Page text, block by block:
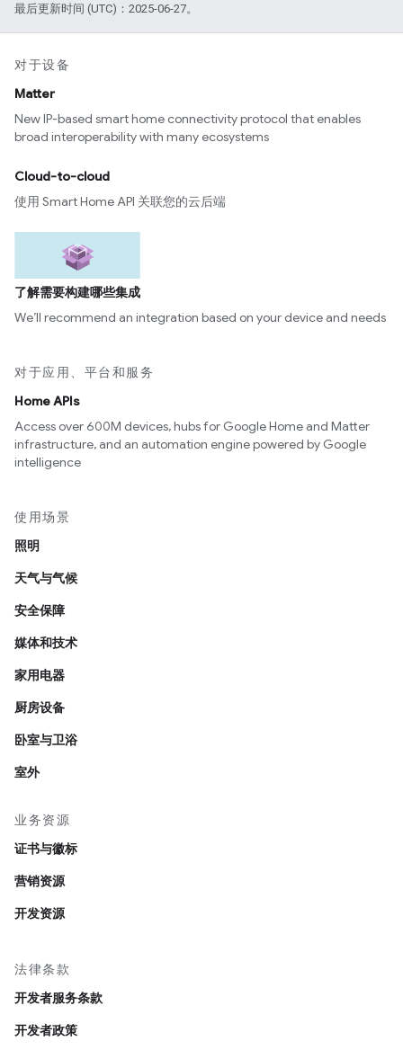
最后更新时间 (UTC)：2025-06-27。
对于设备
Matter
New IP-based smart home connectivity protocol that enables
broad interoperability with many ecosystems
Cloud-to-cloud
使用 Smart Home API 关联您的云后端
了解需要构建哪些集成
We’ll recommend an integration based on your device and needs
对于应用、平台和服务
Home APIs
Access over 600M devices, hubs for Google Home and Matter
infrastructure, and an automation engine powered by Google
intelligence
使用场景
照明
天气与气候
安全保障
媒体和技术
家用电器
厨房设备
卧室与卫浴
室外
业务资源
证书与徽标
营销资源
开发资源
法律条款
开发者服务条款
开发者政策